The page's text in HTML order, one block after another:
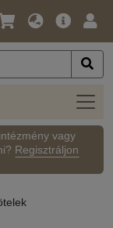
Nyelv
Pénznem
Fő
vagy
Regisztráljon